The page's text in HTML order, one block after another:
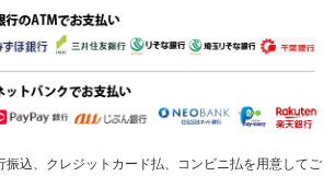
振込、クレジットカード払、コンビニ払を用意してご